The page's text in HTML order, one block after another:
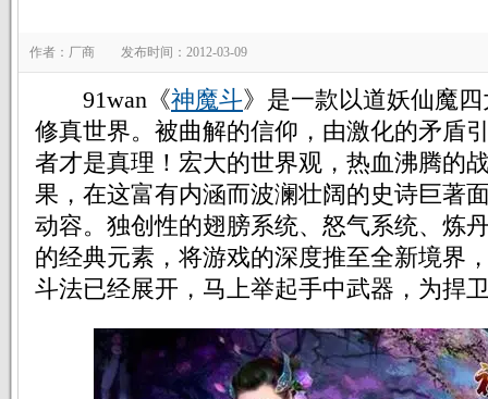
作者：厂商 发布时间：2012-03-09
91wan《神魔斗》是一款以道妖仙魔
修真世界。被曲解的信仰，由激化的矛盾
者才是真理！宏大的世界观，热血沸腾的
果，在这富有内涵而波澜壮阔的史诗巨著
动容。独创性的翅膀系统、怒气系统、炼
的经典元素，将游戏的深度推至全新境界
斗法已经展开，马上举起手中武器，为捍